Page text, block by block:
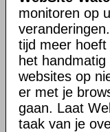
monitoren op
tijd meer
het
websites op
er met je
gaan. Laat
taak van je